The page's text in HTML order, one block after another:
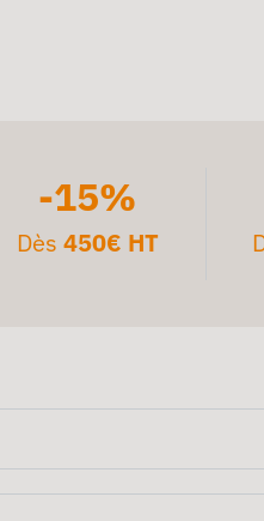
-15%
Dès 450€ HT